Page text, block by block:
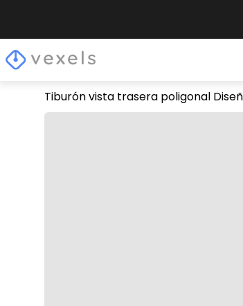
Tiburón vista trasera poligonal